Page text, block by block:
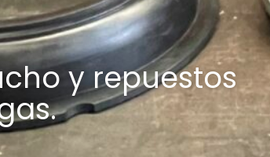
y repuestos